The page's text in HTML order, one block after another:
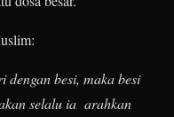
besi, maka besi
selalu ia arahkan